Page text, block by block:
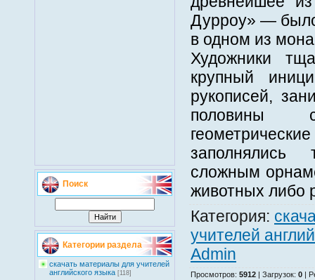
Поиск
Категории раздела
скачать материалы для учителей
английского языка [118]
Дурроу» —
в одном из
Художники
крупный
рукописей,
половины
сложным
животных либо
Категория:
учителей
Admin
Просмотров: 5912 | Загрузок: 0 |